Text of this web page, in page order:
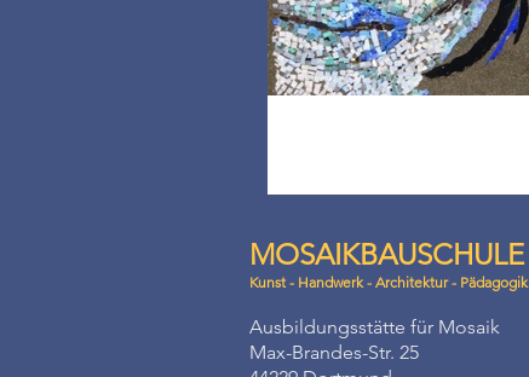
MOSAIKBAUSCHULE
Kunst - Handwerk - Architektur - Pädagogik
Ausbildungsstätte für Mosaik
Max-Brandes-Str. 25